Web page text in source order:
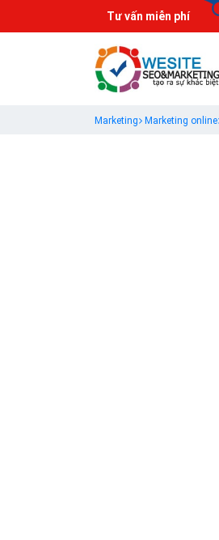
Tư vấn miễn phí
Marketing Marketing online